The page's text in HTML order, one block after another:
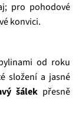
pro pohodové
konvici.
od roku
složení a jasné
šálek přesně